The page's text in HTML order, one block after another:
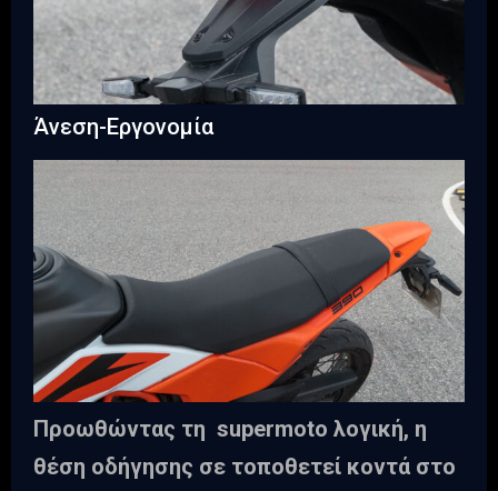
Άνεση-Εργονομία
Προωθώντας τη supermoto λογική, η
θέση οδήγησης σε τοποθετεί κοντά στο